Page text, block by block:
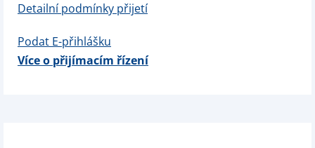
Detailní podmínky přijetí
Podat E-přihlášku
Více o přijímacím řízení